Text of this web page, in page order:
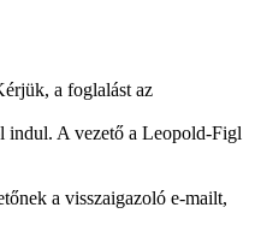
a foglalást az
indul. A vezető a Leopold-Figl
a visszaigazoló e-mailt,